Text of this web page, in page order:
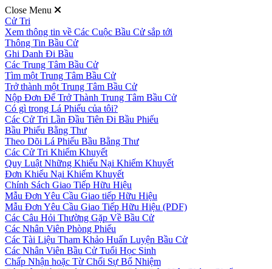
Close Menu
Cử Tri
Xem thông tin về Các Cuộc Bầu Cử sắp tới
Thông Tin Bầu Cử
Ghi Danh Đi Bầu
Các Trung Tâm Bầu Cử
Tìm một Trung Tâm Bầu Cử
Trở thành một Trung Tâm Bầu Cử
Nộp Đơn Để Trở Thành Trung Tâm Bầu Cử
Có gì trong Lá Phiếu của tôi?
Các Cử Tri Lần Đầu Tiên Đi Bầu Phiếu
Bầu Phiếu Bằng Thư
Theo Dõi Lá Phiếu Bầu Bằng Thư
Các Cử Tri Khiếm Khuyết
Quy Luật Những Khiếu Nại Khiếm Khuyết
Đơn Khiếu Nại Khiếm Khuyết
Chính Sách Giao Tiếp Hữu Hiệu
Mẫu Đơn Yêu Cầu Giao tiếp Hữu Hiệu
Mẫu Đơn Yêu Cầu Giao Tiếp Hữu Hiệu (PDF)
Các Câu Hỏi Thường Gặp Về Bầu Cử
Các Nhân Viên Phòng Phiếu
Các Tài Liệu Tham Khảo Huấn Luyện Bầu Cử
Các Nhân Viên Bầu Cử Tuổi Học Sinh
Chấp Nhận hoặc Từ Chối Sự Bổ Nhiệm